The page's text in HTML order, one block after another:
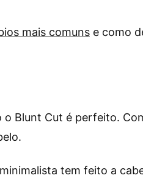
mais comuns e como
Blunt Cut é perfeito.
tem feito a